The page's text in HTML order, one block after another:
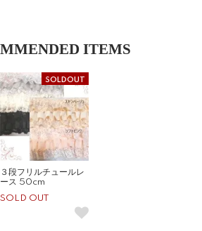
ITEMS
SOLDOUT
３段フリルチュールレ
ース 50cm
SOLD OUT